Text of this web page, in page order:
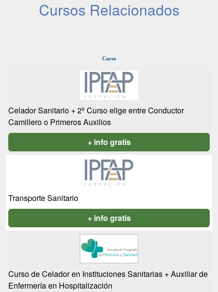
Cursos Relacionados
Curso
Celador Sanitario + 2º Curso elige entre Conductor
Camillero o Primeros Auxilios
+ info gratis
Transporte Sanitario
+ info gratis
Curso de Celador en Instituciones Sanitarias + Auxiliar de
Enfermería en Hospitalización